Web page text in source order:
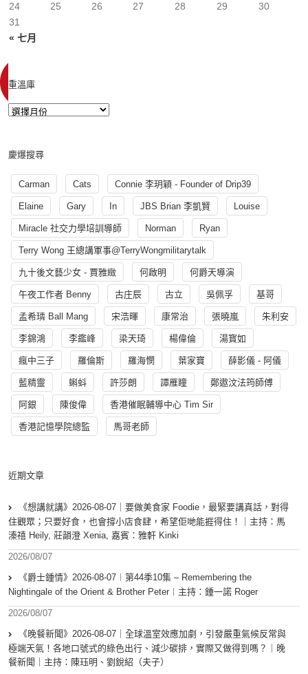
« 七月
24
25 26 27 28 29
30
31
重溫庫
慶爆搜尋
Carman Cats Connie 李玥穎 - Founder of Drip39
Elaine Gary In JBS Brian 李凱賢 Louise
Miracle 社交力學培訓導師 Norman Ryan
Terry Wong 王總講軍事@TerryWongmilitarytalk
九十後文藝少女 - 賈雅緻 何啟明 何爵天導演
午夜工作者 Benny 古庄辰 古立 吳佩孚 基哥
孟希璘 Ball Mang 宋浩暉 康常治 張曉嵐 朱利安
李錦鴻 李鑑峰 梁天琦 楊偉倫 湯寳如
瘋中三子 羅倫斯 羅海憫 葉家寶 薛影儀 - 阿儀
藍精靈 蝌蚪 許莎朗 譚雁瞳 鄭遨汶法筠師傅
阿銀 陳俊偉 香港催眠輔導中心 Tim Sir
香港記憶學院總監 馬哥老師
近期文章
《想講就講》2026-08-07｜要做美食家 Foodie，最緊要講真話，對得
住觀眾；只要好食，也會撐小店食肆，希望佢哋能捱得住！｜主持：馬
溱禧 Heily, 莊韻澄 Xenia, 嘉賓：雅軒 Kinki
2026/08/07
《爵士鍾情》2026-08-07︱第44季10集 – Remembering the
Nightingale of the Orient & Brother Peter︱主持：鍾一諾 Roger
2026/08/07
《晚餐新聞》2026-08-07｜全球溫室效應加劇，引發嚴重氣候反常與
極端天氣！各地口號式的綠色出行、減少碳排，實際又做得到嗎？｜晚
餐新聞｜主持：陳珏明、劉銳紹（夫子）